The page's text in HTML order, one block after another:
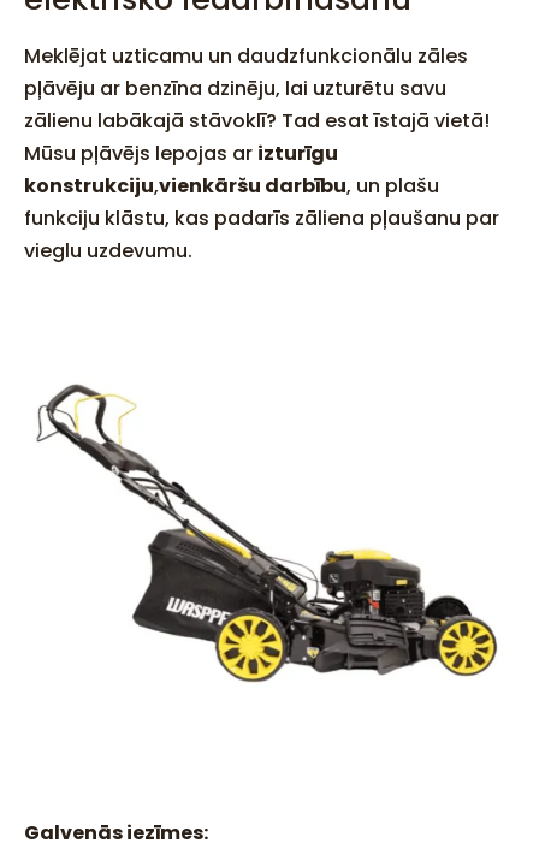
Meklējat uzticamu un daudzfunkcionālu zāles
pļāvēju ar benzīna dzinēju, lai uzturētu savu
zālienu labākajā stāvoklī? Tad esat īstajā vietā!
Mūsu pļāvējs lepojas ar izturīgu
konstrukciju,vienkāršu darbību, un plašu
funkciju klāstu, kas padarīs zāliena pļaušanu par
vieglu uzdevumu.
Galvenās iezīmes: